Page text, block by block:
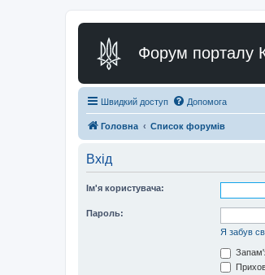
Форум порталу
Швидкий доступ Допомога
Головна Список форумів
Вхід
Ім'я користувача:
Пароль:
Я забув